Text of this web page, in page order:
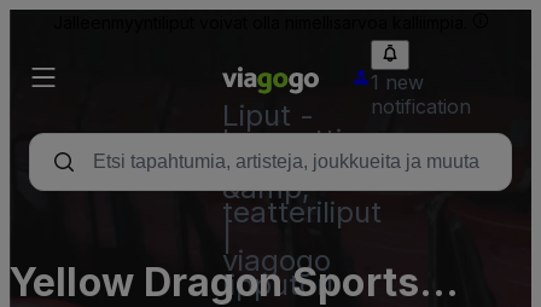
Liput -
konsertti,
urheilu
&amp;
teatteriliput
viagogo
lipputori
1 new
notification
Yellow Dragon Sports